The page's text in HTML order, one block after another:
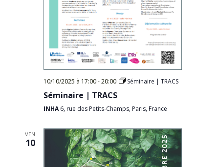
10/10/2025 à 17:00-20:00 Séminaire | TRACS
Séminaire | TRACS
INHA6, rue des Petits-Champs, Paris, France
VEN
10